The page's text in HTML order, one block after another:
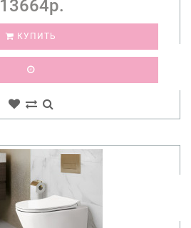
13664р.
КУПИТЬ